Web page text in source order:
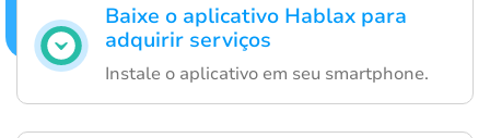
Baixe o aplicativo Hablax para
adquirir serviços
Instale o aplicativo em seu smartphone.